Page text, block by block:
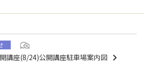
講座(8/24)公開講座駐車場案内図